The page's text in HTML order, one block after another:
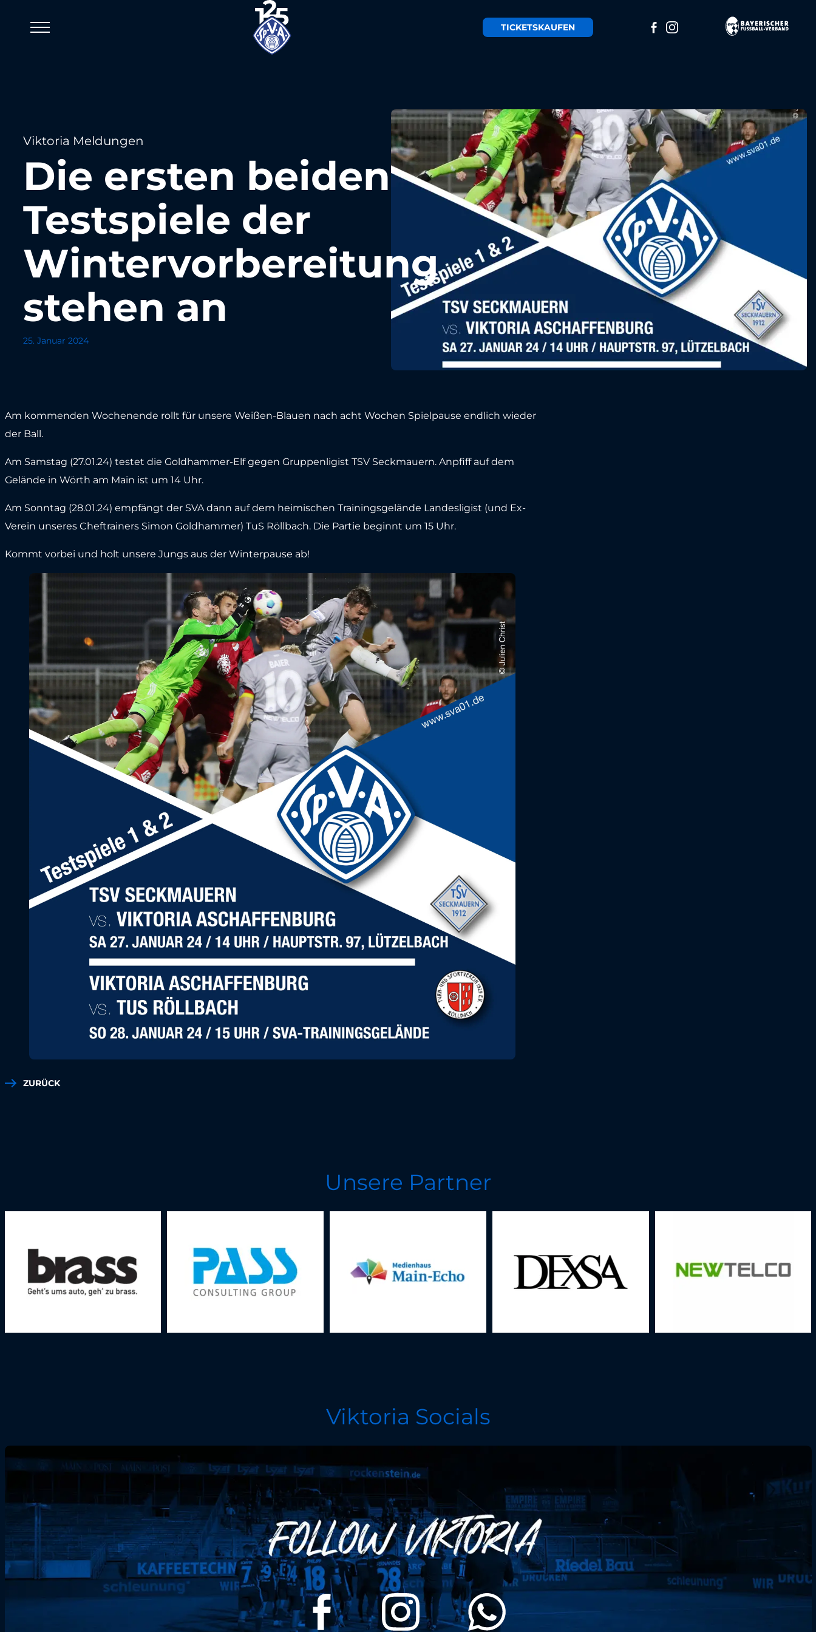
TICKETSKAUFEN
Viktoria Meldungen
Die ersten beiden
Testspiele der
Wintervorbereitung
stehen an
25. Januar 2024
Am kommenden Wochenende rollt für unsere Weißen-Blauen nach acht Wochen Spielpause endlich wieder
der Ball.
Am Samstag (27.01.24) testet die Goldhammer-Elf gegen Gruppenligist TSV Seckmauern. Anpfiff auf dem
Gelände in Wörth am Main ist um 14 Uhr.
Am Sonntag (28.01.24) empfängt der SVA dann auf dem heimischen Trainingsgelände Landesligist (und Ex-
Verein unseres Cheftrainers Simon Goldhammer) TuS Röllbach. Die Partie beginnt um 15 Uhr.
Kommt vorbei und holt unsere Jungs aus der Winterpause ab!
ZURÜCK
Unsere Partner
Viktoria Socials